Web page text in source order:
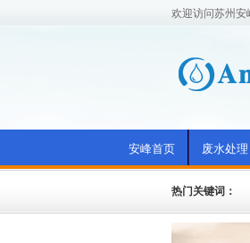
欢迎访问苏州安
安峰首页 废水处理
热门关键词：